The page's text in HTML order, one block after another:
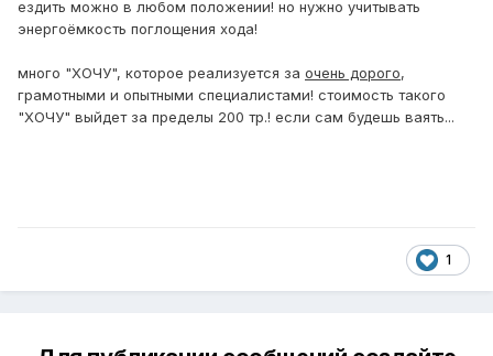
ездить можно в любом положении! но нужно учитывать
энергоёмкость поглощения хода!
много "ХОЧУ", которое реализуется за очень дорого,
грамотными и опытными специалистами! стоимость такого
"ХОЧУ" выйдет за пределы 200 тр.! если сам будешь ваять...
1